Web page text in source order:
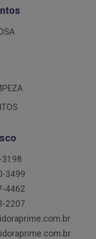
3499
4462
2207